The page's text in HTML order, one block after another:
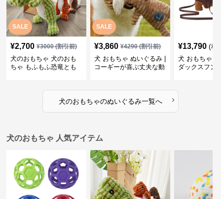
SALE
¥2,700 ¥3000(割引前)
犬のおもちゃ 犬のおも
ちゃ もふもふ恐竜とも
SALE
¥3,860 ¥4290(割引前)
犬 おもちゃ ぬいぐるみ |
コーギーが喜ぶ丈夫な動
¥13,790 (税
犬 おもちゃ
ダックスフン
犬のおもちゃのぬいぐるみ一覧へ ›
犬のおもちゃ 人気アイテム